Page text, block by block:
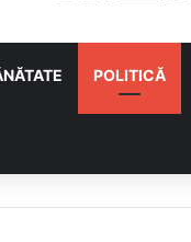
POLITICĂ